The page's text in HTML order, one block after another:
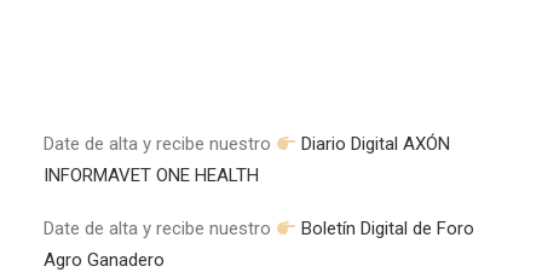
Date de alta y recibe nuestro
Diario Digital AXÓN
INFORMAVET ONE HEALTH
Date de alta y recibe nuestro
Boletín Digital de Foro
Agro Ganadero